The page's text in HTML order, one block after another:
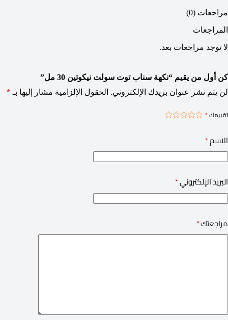
مراجعات (0)
المراجعات
لا توجد مراجعات بعد.
كن أول من يقيم “نكهة سناب توت سولت نيكوتين 30 مل”
لن يتم نشر عنوان بريدك الإلكتروني. الحقول الإلزامية مشار إليها بـ *
تقييمك*
الاسم*
البريد الإلكتروني*
مراجعتك*